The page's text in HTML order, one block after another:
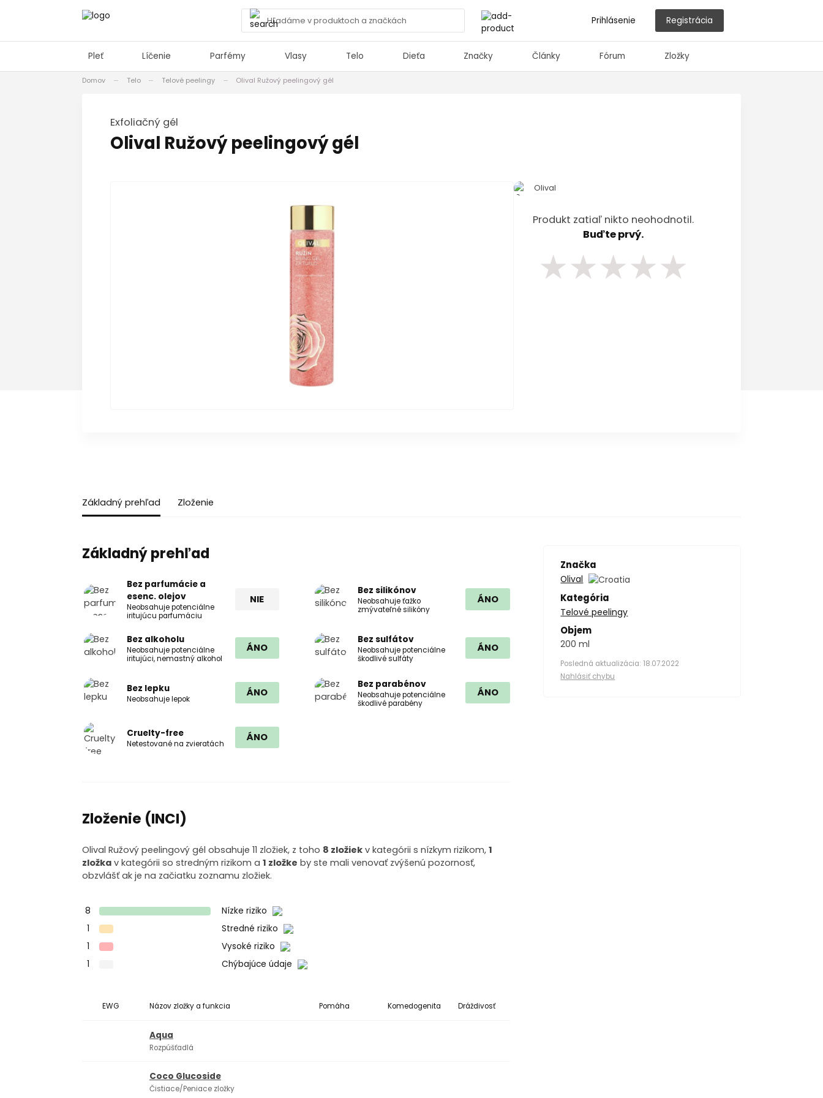
Prihlásenie Registrácia
Pleť Líčenie Parfémy Vlasy Telo Dieťa Značky Články Fórum Zložky
Domov Telo Telové peelingy Olival Ružový peelingový gél
Exfoliačný gél
Olival Ružový peelingový gél
Olival
Produkt zatiaľ nikto neohodnotil.
Buďte prvý.
★★★★★
Základný prehľad Zloženie
Základný prehľad
Bez parfumácie a
esenc. olejov
Neobsahuje potenciálne
iritujúcu parfumáciu
NIE
Bez silikónov
Neobsahuje ťažko
zmývateľné silikóny
ÁNO
Bez alkoholu
Neobsahuje potenciálne
iritujúci, nemastný alkohol
ÁNO
Bez sulfátov
Neobsahuje potenciálne
škodlivé sulfáty
ÁNO
Bez lepku
Neobsahuje lepok
ÁNO
Bez parabénov
Neobsahuje potenciálne
škodlivé parabény
ÁNO
Cruelty-free
Netestované na zvieratách
ÁNO
Zloženie (INCI)
Olival Ružový peelingový gél obsahuje 11 zložiek, z toho 8 zložiek v kategórii s nízkym rizikom,1
zložka v kategórii so stredným rizikom a1 zložke by ste mali venovať zvýšenú pozornosť,
obzvlášť ak je na začiatku zoznamu zložiek.
8
Nízke riziko
1
Stredné riziko
1
Vysoké riziko
1
Chýbajúce údaje
EWG Názov zložky a funkcia Pomáha Komedogenita Dráždivosť
Aqua
Rozpúšťadlá
Coco Glucoside
Čistiace/Peniace zložky
Značka
Olival
Kategória
Telové peelingy
Objem
200 ml
Posledná aktualizácia: 18.07.2022
Nahlásiť chybu